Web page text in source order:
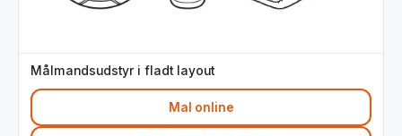
Målmandsudstyr i fladt layout
Mal online